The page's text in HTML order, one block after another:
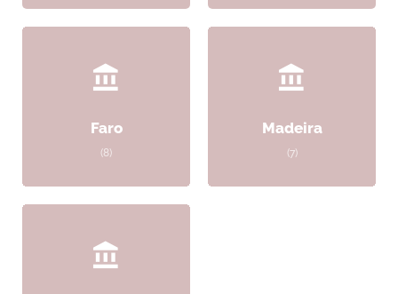
Faro
(8)
Madeira
(7)